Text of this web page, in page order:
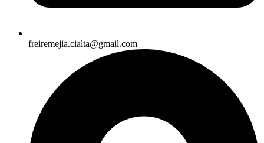
freiremejia.cialta@gmail.com